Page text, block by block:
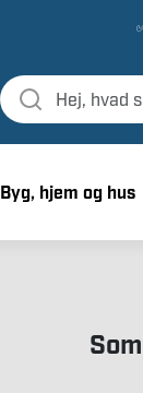
Byg, hjem og hus